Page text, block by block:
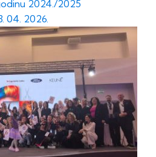
2024./2025
04. 2026.